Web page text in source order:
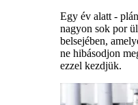
Egy év alatt -
nagyon sok por
belsejében,
ne hibásodjon
ezzel kezdjük.